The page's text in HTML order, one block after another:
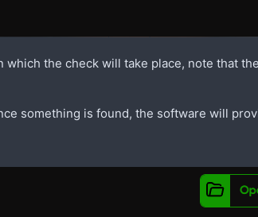
the check will take place, note that
something is found, the software will